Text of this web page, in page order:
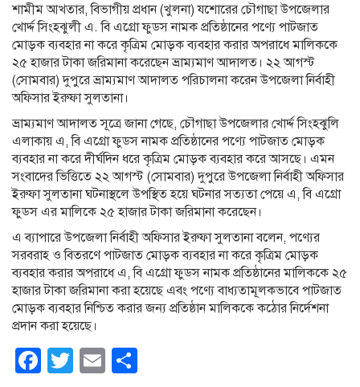
শামীম আখতার, বিভাগীয় প্রধান (খুলনা) যশোরের চৌগাছা উপজেলার
খোর্দ্দ সিংহঝুলী এ. বি এগ্রো ফুডস নামক প্রতিষ্ঠানের পণ্যে পাটজাত
মোড়ক ব্যবহার না করে কৃত্রিম মোড়ক ব্যবহার করার অপরাধে মালিককে
২৫ হাজার টাকা জরিমানা করেছেন ভ্রাম্যমাণ আদালত। ২২ আগস্ট
(সোমবার) দুপুরে ভ্রাম্যমাণ আদালত পরিচালনা করেন উপজেলা নির্বাহী
অফিসার ইরুফা সুলতানা।
ভ্রাম্যমাণ আদালত সূত্রে জানা গেছে, চৌগাছা উপজেলার খোর্দ্দ সিংহঝুলি
এলাকায় এ, বি এগ্রো ফুডস নামক প্রতিষ্ঠানের পণ্যে পাটজাত মোড়ক
ব্যবহার না করে দীর্ঘদিন ধরে কৃত্রিম মোড়ক ব্যবহার করে আসছে। এমন
সংবাদের ভিত্তিতে ২২ আগস্ট (সোমবার) দুপুরে উপজেলা নির্বাহী অফিসার
ইরুফা সুলতানা ঘটনাস্থলে উপস্থিত হয়ে ঘটনার সত্যতা পেয়ে এ, বি এগ্রো
ফুডস এর মালিকে ২৫ হাজার টাকা জরিমানা করেছেন।
এ ব্যাপারে উপজেলা নির্বাহী অফিসার ইরুফা সুলতানা বলেন, পণ্যের
সরবরাহ ও বিতরণে পাটজাত মোড়ক ব্যবহার না করে কৃত্রিম মোড়ক
ব্যবহার করার অপরাধে এ, বি এগ্রো ফুডস নামক প্রতিষ্ঠানের মালিককে ২৫
হাজার টাকা জরিমানা করা হয়েছে এবং পণ্যে বাধ্যতামূলকভাবে পাটজাত
মোড়ক ব্যবহার নিশ্চিত করার জন্য প্রতিষ্ঠান মালিককে কঠোর নির্দেশনা
প্রদান করা হয়েছে।
Facebook
Twitter
Email